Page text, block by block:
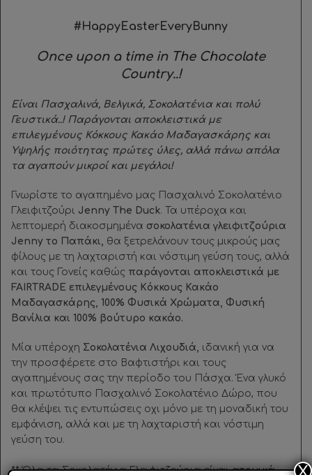
#HappyEasterEveryBunny
Once upon a time in The Chocolate
Country..!
Είναι Πασχαλινά, Βελγικά, Σοκολατένια και πολύ
Γευστικά..! Παράγονται αποκλειστικά με
επιλεγμένους Kόκκους Κακάο Μαδαγασκάρης και
Υψηλής ποιότητας πρώτες ύλες, αλλά πάνω απόλα
τα αγαπούν μικροί και μεγάλοι!
Γνωρίστε το αγαπημένο μας Πασχαλινό Σοκολατένιο
Γλειφιτζούρι Jenny The Duck. Τα υπέροχα και
λεπτομερή διακοσμημένα σοκολατένια γλειφιτζούρια
Jenny το Παπάκι, θα ξετρελάνουν τους μικρούς μας
φίλους με τη λαχταριστή και νόστιμη γεύση τους, αλλά
και τους Γονείς καθώς παράγονται αποκλειστικά με
FAIRTRADE επιλεγμένους Kόκκους Κακάο
Μαδαγασκάρης, 100% Φυσικά Χρώματα, Φυσική
Βανίλια και 100% βούτυρο κακάο.
Μία υπέροχη Σοκολατένια Λιχουδιά, ιδανική για να
την προσφέρετε στο Βαφτιστήρι και τους
αγαπημένους σας την περίοδο του Πάσχα. Ένα γλυκό
και πρωτότυπο Πασχαλινό Σοκολατένιο Δώρο, που
θα κλέψει τις εντυπώσεις οχι μόνο με τη μοναδική του
εμφάνιση, αλλά και με τη λαχταριστή και νόστιμη
γεύση του.
**Όλα τα Σοκολατένια Γλειφιτζούρια είναιατομικά X